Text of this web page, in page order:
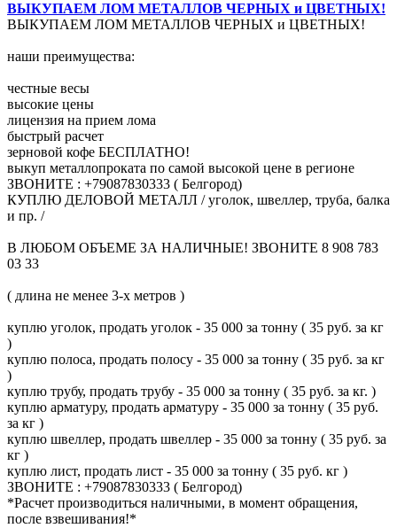
ВЫКУПАЕМ ЛОМ МЕТАЛЛОВ ЧЕРНЫХ и ЦВЕТНЫХ!
ВЫКУПАЕМ ЛОМ МЕТАЛЛОВ ЧЕРНЫХ и ЦВЕТНЫХ!
наши преимущества:
честные весы
высокие цены
лицензия на прием лома
быстрый расчет
зерновой кофе БЕСПЛАТНО!
выкуп металлопроката по самой высокой цене в регионе
ЗВОНИТЕ : +79087830333 ( Белгород)
КУПЛЮ ДЕЛОВОЙ МЕТАЛЛ / уголок, швеллер, труба, балка
и пр. /
В ЛЮБОМ ОБЪЕМЕ ЗА НАЛИЧНЫЕ! ЗВОНИТЕ 8 908 783
03 33
( длина не менее 3-х метров )
куплю уголок, продать уголок - 35 000 за тонну ( 35 руб. за кг
)
куплю полоса, продать полосу - 35 000 за тонну ( 35 руб. за кг
)
куплю трубу, продать трубу - 35 000 за тонну ( 35 руб. за кг. )
куплю арматуру, продать арматуру - 35 000 за тонну ( 35 руб.
за кг )
куплю швеллер, продать швеллер - 35 000 за тонну ( 35 руб. за
кг )
куплю лист, продать лист - 35 000 за тонну ( 35 руб. кг )
ЗВОНИТЕ : +79087830333 ( Белгород)
*Расчет производиться наличными, в момент обращения,
после взвешивания!*